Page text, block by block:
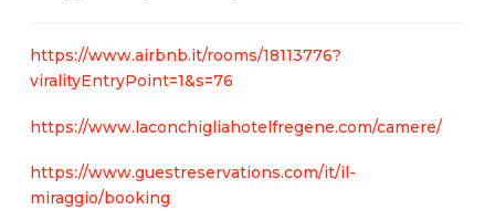
https://www.airbnb.it/rooms/18113776?
viralityEntryPoint=1&s=76
https://www.laconchigliahotelfregene.com/camere/
https://www.guestreservations.com/it/il-
miraggio/booking